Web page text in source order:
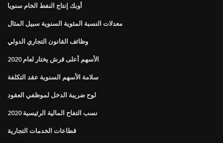
أوبك إنتاج النفط الخام سنويا
معدلات النسبة المئوية السنوية سبيل المثال
وظائف القانون التجاري الدولي
الأسهم أعلى قرش يختار لعام 2020
سلامة الأسهم السنوية عقد التكلفة
لوح ضريبة الدخل لموظفي العقود
نسب التفاح المالية الرئيسية 2020
قطاعات الخدمات التجارية